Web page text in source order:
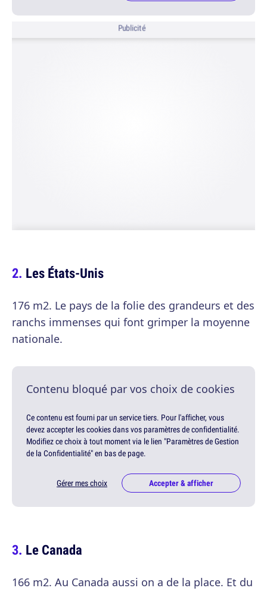
Publicité
Les États-Unis
176 m2. Le pays de la folie des grandeurs et des
ranchs immenses qui font grimper la moyenne
nationale.
Contenu bloqué par vos choix de cookies
Ce contenu est fourni par un service tiers. Pour l'afficher, vous
devez accepter les cookies dans vos paramètres de confidentialité.
Modifiez ce choix à tout moment via le lien "Paramètres de Gestion
de la Confidentialité" en bas de page.
Gérer mes choix Accepter & afficher
Le Canada
166 m2. Au Canada aussi on a de la place. Et du